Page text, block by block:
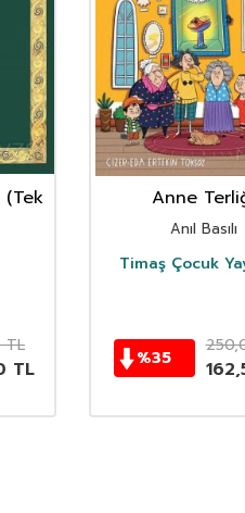
(Tek
TL
TL
Anne
Anıl Basılı
Timaş Çocuk
%35